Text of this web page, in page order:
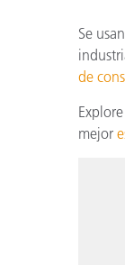
Se
de
mejor